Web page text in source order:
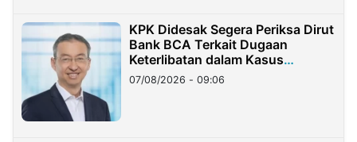
KPK Didesak Segera Periksa Dirut
Bank BCA Terkait Dugaan
Keterlibatan dalam Kasus
Hilangnya Dana Nasabah Rp2,58
Miliar
07/08/2026 - 09:06